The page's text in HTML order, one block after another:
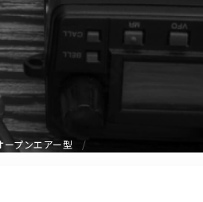
ポータブルワイヤレスアンプ
プンエアー型